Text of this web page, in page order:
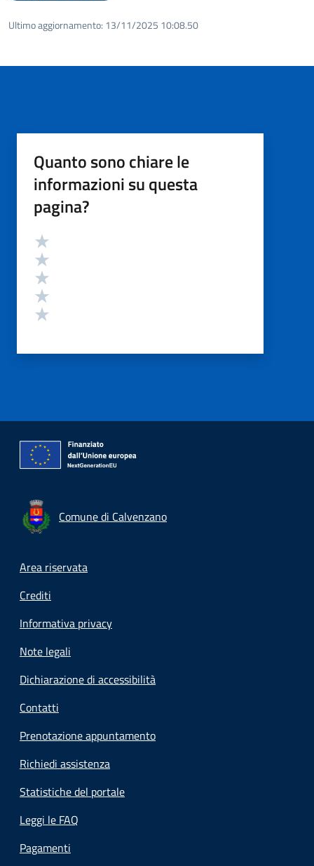
Ultimo aggiornamento: 13/11/2025 10:08.50
Quanto sono chiare le
informazioni su questa
pagina?
Valutazione
Comune di Calvenzano
Footer menu
Area riservata
Crediti
Informativa privacy
Note legali
Dichiarazione di accessibilità
Contatti
Prenotazione appuntamento
Richiedi assistenza
Statistiche del portale
Leggi le FAQ
Pagamenti